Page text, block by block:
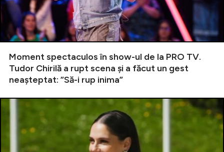
Moment spectaculos în show-ul de la PRO TV.
Tudor Chirilă a rupt scena și a făcut un gest
neașteptat: ”Să-i rup inima”